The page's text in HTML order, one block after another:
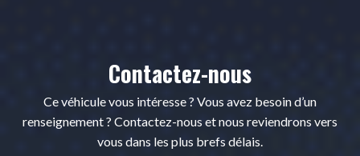
Contactez-nous
Ce véhicule vous intéresse ? Vous avez besoin d’un
renseignement ? Contactez-nous et nous reviendrons vers
vous dans les plus brefs délais.